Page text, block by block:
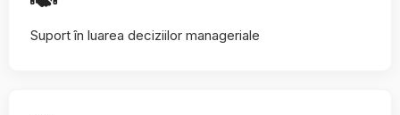
Suport în luarea deciziilor manageriale